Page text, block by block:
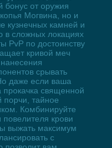
бонус от оружия
Могвина, но и
кузнечных камней и
в сложных локациях
PvP по достоинству
кривой меч
срывать
даже если ваша
прокачка священной
порчи, тайное
Комбинируйте
крови
выжать максимум
с